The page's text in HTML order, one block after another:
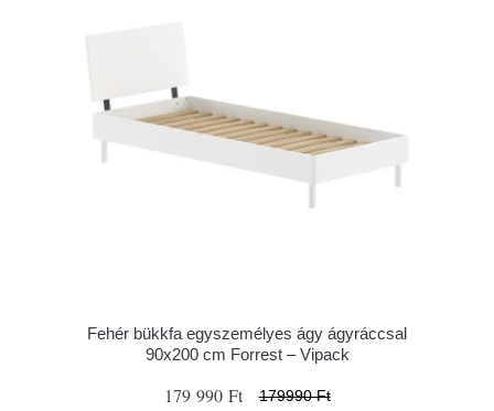
Fehér bükkfa egyszemélyes ágy ágyráccsal
90x200 cm Forrest – Vipack
179 990 Ft 179990 Ft